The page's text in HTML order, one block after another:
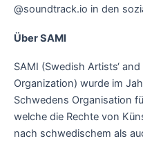
@soundtrack.io in den
Über SAMI
SAMI (Swedish Artists‘
Organization) wurde im
Schwedens Organisation
welche die Rechte von
nach schwedischem als